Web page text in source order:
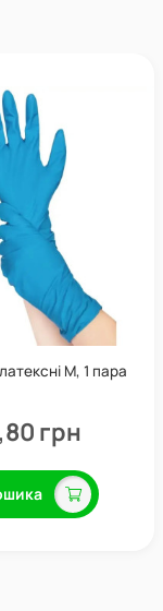
M, 1 пара
грн